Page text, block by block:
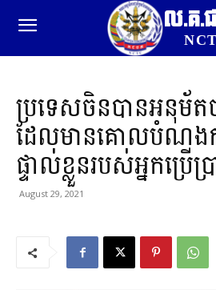
ល.គ.
ប្រទេសចិនបានអនុម័ត
ដែលមានគោលបំណងក
ផ្ទាល់ខ្លួនរបស់អ្នកប្រើ
August 29, 2021